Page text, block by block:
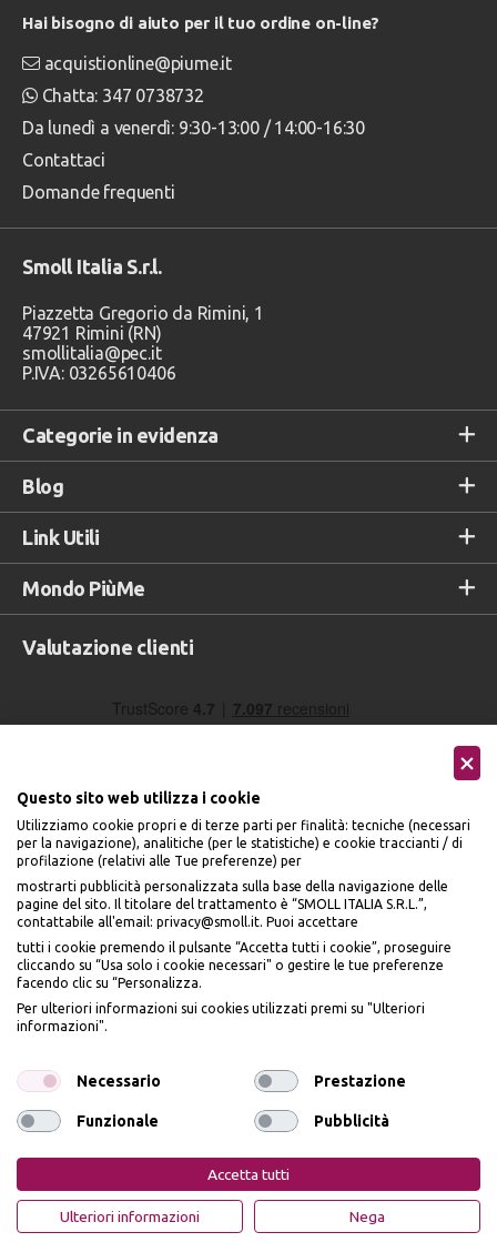
Categorie in evidenza
Blog
Link Utili
Mondo PiùMe
Hai bisogno di aiuto per il tuo ordine on-line?
acquistionline@piume.it
Chatta: 347 0738732
Da lunedì a venerdì: 9:30-13:00 / 14:00-16:30
Contattaci
Domande frequenti
Smoll Italia S.r.l.
Piazzetta Gregorio da Rimini, 1
47921 Rimini (RN)
smollitalia@pec.it
P.IVA: 03265610406
Valutazione clienti
Accettiamo
Seguici sui social
PiùMe è un marchio di PiùMe s.r.l. con sede legale in via
Aurelio Lampredi, n. 81 - 57121 Livorno (LI) - P.IVA
Privacy Policy Cookie Policy
Questo sito web utilizza i cookie
Utilizziamo cookie propri e di terze parti per finalità: tecniche (necessari
per la navigazione), analitiche (per le statistiche) e cookie traccianti / di
profilazione (relativi alle Tue preferenze) per
mostrarti pubblicità personalizzata sulla base della navigazione delle
pagine del sito. Il titolare del trattamento è “SMOLL ITALIA S.R.L.”,
contattabile all'email: privacy@smoll.it. Puoi accettare
tutti i cookie premendo il pulsante “Accetta tutti i cookie”, proseguire
cliccando su “Usa solo i cookie necessari" o gestire le tue preferenze
facendo clic su “Personalizza.
Per ulteriori informazioni sui cookies utilizzati premi su "Ulteriori
informazioni".
Necessario Prestazione
Funzionale Pubblicità
Accetta tutti
Ulteriori informazioni Nega
BENVENUTO DA
PIÙME
IL10% DI SCONTO
dell’art. 13 del Reg UE 2016/679 e presto il mio consenso a ricevere email
promozionali. In qualsiasi momento è possibile revocare il consenso
OTTIENI IL 10% DI SCONTO